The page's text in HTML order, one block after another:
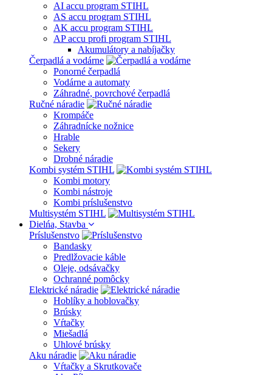
AI accu program STIHL
AS accu program STIHL
AK accu program STIHL
AP accu profi program STIHL
Akumulátory a nabíjačky
Čerpadlá a vodárne
Ponorné čerpadlá
Vodárne a automaty
Záhradné, povrchové čerpadlá
Ručné náradie
Krompáče
Záhradnícke nožnice
Hrable
Sekery
Drobné náradie
Kombi systém STIHL
Kombi motory
Kombi nástroje
Kombi príslušenstvo
Multisystém STIHL
Dielńa, Stavba
Príslušenstvo
Bandasky
Predlžovacie káble
Oleje, odsávačky
Ochranné pomôcky
Elektrické náradie
Hoblíky a hoblovačky
Brúsky
Vŕtačky
Miešadlá
Uhlové brúsky
Aku náradie
Vŕtačky a Skrutkovače